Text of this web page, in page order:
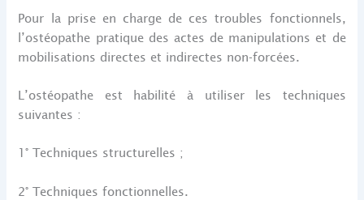
Pour la prise en charge de ces troubles fonctionnels,
l’ostéopathe pratique des actes de manipulations et de
mobilisations directes et indirectes non‑forcées.
L’ostéopathe est habilité à utiliser les techniques
suivantes :
1° Techniques structurelles ;
2° Techniques fonctionnelles.